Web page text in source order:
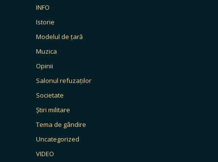
INFO
Istorie
Modelul de țară
Muzica
Opinii
Salonul refuzaților
Societate
Știri militare
Tema de gândire
Uncategorized
VIDEO